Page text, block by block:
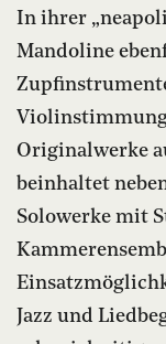
In ihrer
Mandoline
Originalwerke
beinhaltet
Solowerke mit
Jazz und